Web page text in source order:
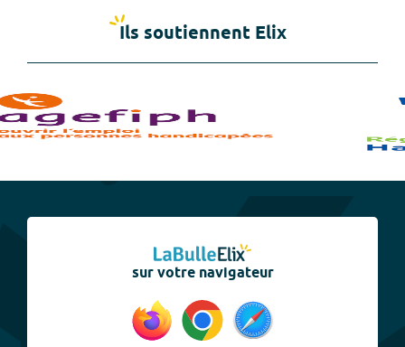
Ils soutiennent Elix
sur votre navigateur